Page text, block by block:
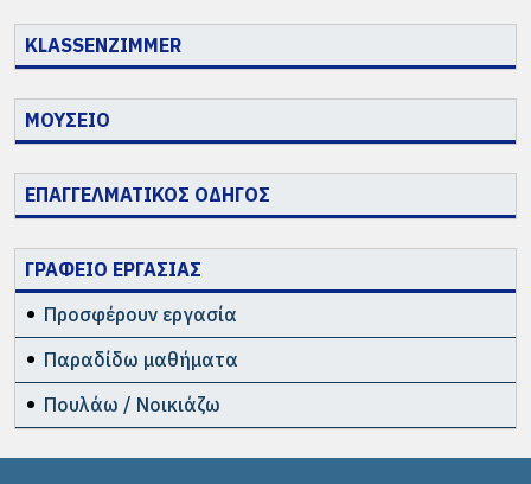
KLASSENZIMMER
ΜΟΥΣΕΙΟ
ΕΠΑΓΓΕΛΜΑΤΙΚΟΣ ΟΔΗΓΟΣ
ΓΡΑΦΕΙΟ ΕΡΓΑΣΙΑΣ
Προσφέρουν εργασία
Παραδίδω μαθήματα
Πουλάω / Νοικιάζω